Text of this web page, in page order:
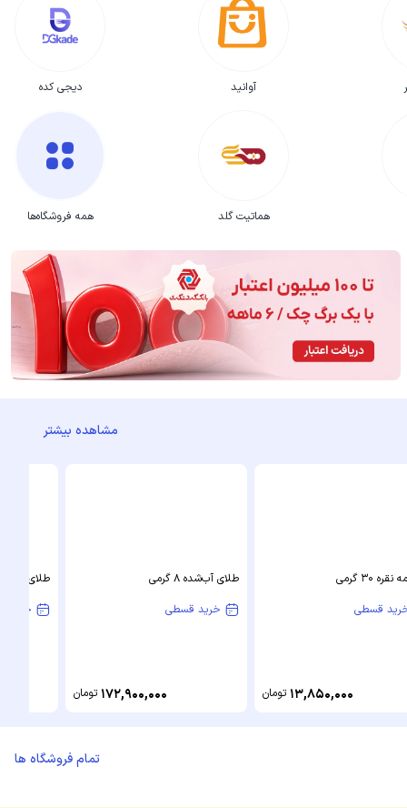
آوانید
هماتیت گلد
دیجی کده
همه فروشگاه‌ها
مشاهده بیشتر
30 گرمی
قسطی
13,850,000 تومان
طلای آب‌شده 8 گرمی
خرید قسطی
172,900,000 تومان
طلای آب‌شده 4
خرید
تمام فروشگاه ها